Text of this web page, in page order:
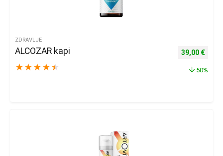
ZDRAVLJE
ALCOZAR kapi
★ ★ ★ ★ ★
Izvorna
39,00 €
50%